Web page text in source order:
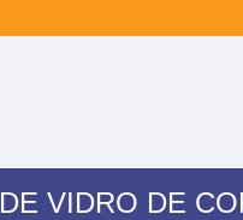
VIDRO DE